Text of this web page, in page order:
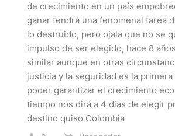
de crecimiento en un país
ganar tendrá una fenomenal tarea
lo destruido, pero ojala que no se
impulso de ser elegido, hace 8
similar aunque en otras
justicia y la seguridad es la
poder garantizar el crecimiento
tiempo nos dirá a 4 dias de elegir
destino quiso Colombia